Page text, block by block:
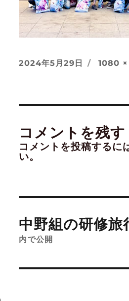
投
2024年5月29日
フ
1080
コメントを残す
コメントを投稿するに
い。
ナ
ビ
ゲ
ョ
中野組の研修
内で公開